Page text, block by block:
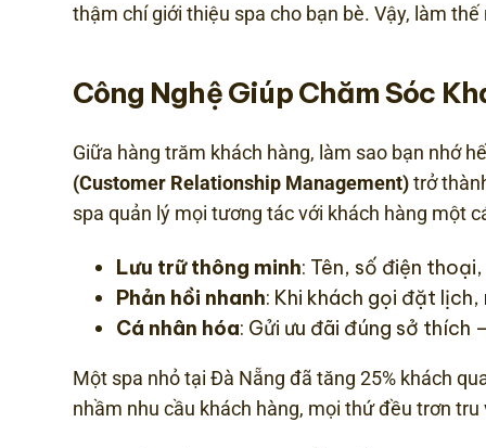
thậm chí giới thiệu spa cho bạn bè. Vậy, làm
Công Nghệ Giúp Chăm Sóc
Giữa hàng trăm khách hàng, làm sao bạn nhớ
(Customer Relationship Management)trở
spa quản lý mọi tương tác với khách hàng một
Lưu trữ thông minh: Tên, số điện
Phản hồi nhanh: Khi khách gọi đặt
Cá nhân hóa: Gửi ưu đãi đúng sở thích
Một spa nhỏ tại Đà Nẵng đã tăng 25% khách
nhầm nhu cầu khách hàng, mọi thứ đều trơn tru